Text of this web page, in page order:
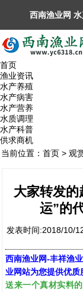
西南渔业网
丰祥渔业网 永
首页
渔业资讯
水产养殖
水产病害
水产营养
水质调理
水产科普
供求商机
当前位置： 首页> 观
大家转发的
运”的
发表时间:2018/10/
西南渔业网-丰祥渔
业网站为您提供优质
送来一个真材实料